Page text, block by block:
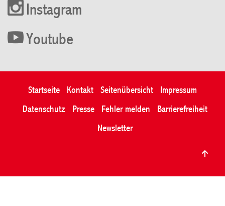
Instagram
Youtube
Startseite Kontakt Seitenübersicht
Impressum
Datenschutz
Presse Fehler melden
Barrierefreiheit
Newsletter